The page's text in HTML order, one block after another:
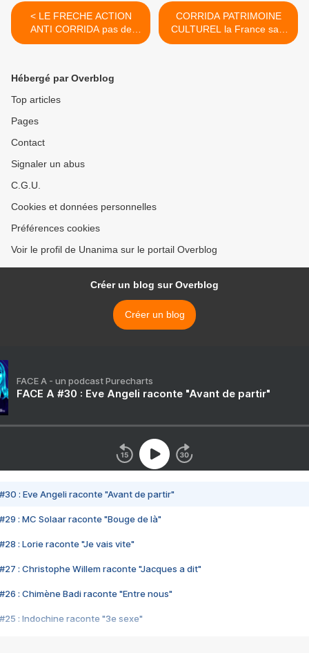
< LE FRECHE ACTION
ANTI CORRIDA pas de
matador pas de sang à
CORRIDA PATRIMOINE
CULTUREL la France salit
l'image de l'Europe !
Hébergé par Overblog
Top articles
Pages
Contact
Signaler un abus
C.G.U.
Cookies et données personnelles
Préférences cookies
Voir le profil de Unanima sur le portail Overblog
Créer un blog sur Overblog
Créer un blog
FACE A - un podcast Purecharts
FACE A #30 : Eve Angeli raconte "Avant de partir"
#30 : Eve Angeli raconte "Avant de partir"
#29 : MC Solaar raconte "Bouge de là"
#28 : Lorie raconte "Je vais vite"
#27 : Christophe Willem raconte "Jacques a dit"
#26 : Chimène Badi raconte "Entre nous"
#25 : Indochine raconte "3e sexe"